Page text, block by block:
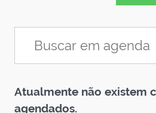
Atualmente não existem
agendados.